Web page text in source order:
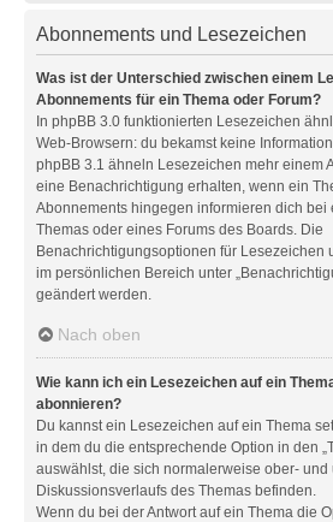
Abonnements und Lesezeichen
Was ist der Unterschied zwischen einem
Abonnements für ein Thema oder Forum?
In phpBB 3.0 funktionierten Lesezeichen
Web-Browsern: du bekamst keine
phpBB 3.1 ähneln Lesezeichen mehr einem
eine Benachrichtigung erhalten, wenn ein
Abonnements hingegen informieren dich bei
Themas oder eines Forums des Boards. Die
Benachrichtigungsoptionen für Lesezeichen
im persönlichen Bereich unter
geändert werden.
Nach oben
Wie kann ich ein Lesezeichen auf ein
abonnieren?
Du kannst ein Lesezeichen auf ein Thema
in dem du die entsprechende Option in den
auswählst, die sich normalerweise ober- und
Diskussionsverlaufs des Themas befinden.
Wenn du bei der Antwort auf ein Thema die